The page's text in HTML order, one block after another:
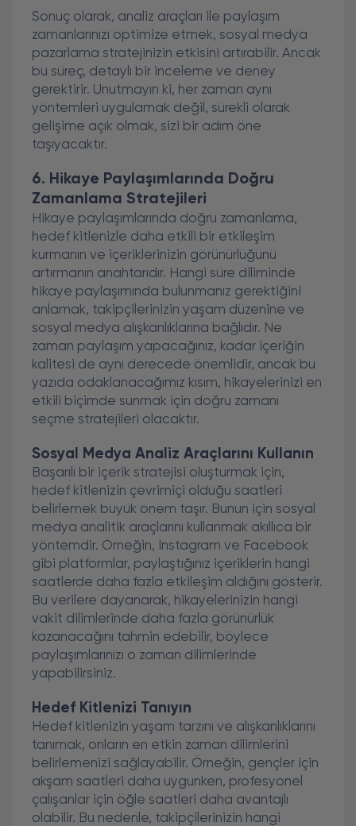
Sonuç olarak, analiz araçları ile paylaşım
zamanlarınızı optimize etmek, sosyal medya
pazarlama stratejinizin etkisini artırabilir. Ancak
bu süreç, detaylı bir inceleme ve deney
gerektirir. Unutmayın ki, her zaman aynı
yöntemleri uygulamak değil, sürekli olarak
gelişime açık olmak, sizi bir adım öne
taşıyacaktır.
6. Hikaye Paylaşımlarında Doğru
Zamanlama Stratejileri
Hikaye paylaşımlarında doğru zamanlama,
hedef kitlenizle daha etkili bir etkileşim
kurmanın ve içeriklerinizin görünürlüğünü
artırmanın anahtarıdır. Hangi süre diliminde
hikaye paylaşımında bulunmanız gerektiğini
anlamak, takipçilerinizin yaşam düzenine ve
sosyal medya alışkanlıklarına bağlıdır. Ne
zaman paylaşım yapacağınız, kadar içeriğin
kalitesi de aynı derecede önemlidir, ancak bu
yazıda odaklanacağımız kısım, hikayelerinizi en
etkili biçimde sunmak için doğru zamanı
seçme stratejileri olacaktır.
Sosyal Medya Analiz Araçlarını Kullanın
Başarılı bir içerik stratejisi oluşturmak için,
hedef kitlenizin çevrimiçi olduğu saatleri
belirlemek büyük önem taşır. Bunun için sosyal
medya analitik araçlarını kullanmak akıllıca bir
yöntemdir. Örneğin, Instagram ve Facebook
gibi platformlar, paylaştığınız içeriklerin hangi
saatlerde daha fazla etkileşim aldığını gösterir.
Bu verilere dayanarak, hikayelerinizin hangi
vakit dilimlerinde daha fazla görünürlük
kazanacağını tahmin edebilir, böylece
paylaşımlarınızı o zaman dilimlerinde
yapabilirsiniz.
Hedef Kitlenizi Tanıyın
Hedef kitlenizin yaşam tarzını ve alışkanlıklarını
tanımak, onların en etkin zaman dilimlerini
belirlemenizi sağlayabilir. Örneğin, gençler için
akşam saatleri daha uygunken, profesyonel
çalışanlar için öğle saatleri daha avantajlı
olabilir. Bu nedenle, takipçilerinizin hangi